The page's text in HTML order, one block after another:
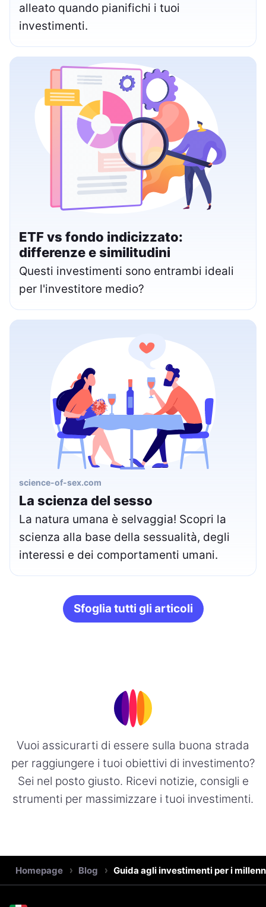
alleato quando pianifichi i tuoi
investimenti.
ETF vs fondo indicizzato:
differenze e similitudini
Questi investimenti sono entrambi ideali
per l'investitore medio?
science-of-sex.com
La scienza del sesso
La natura umana è selvaggia! Scopri la
scienza alla base della sessualità, degli
interessi e dei comportamenti umani.
Sfoglia tutti gli articoli
Vuoi assicurarti di essere sulla buona strada
per raggiungere i tuoi obiettivi di investimento?
Sei nel posto giusto. Ricevi notizie, consigli e
strumenti per massimizzare i tuoi investimenti.
Homepage Blog Guida agli investimenti per i